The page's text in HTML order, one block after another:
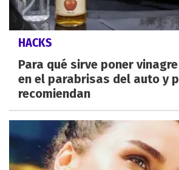
HACKS
Para qué sirve poner
en el parabrisas del auto y
recomiendan